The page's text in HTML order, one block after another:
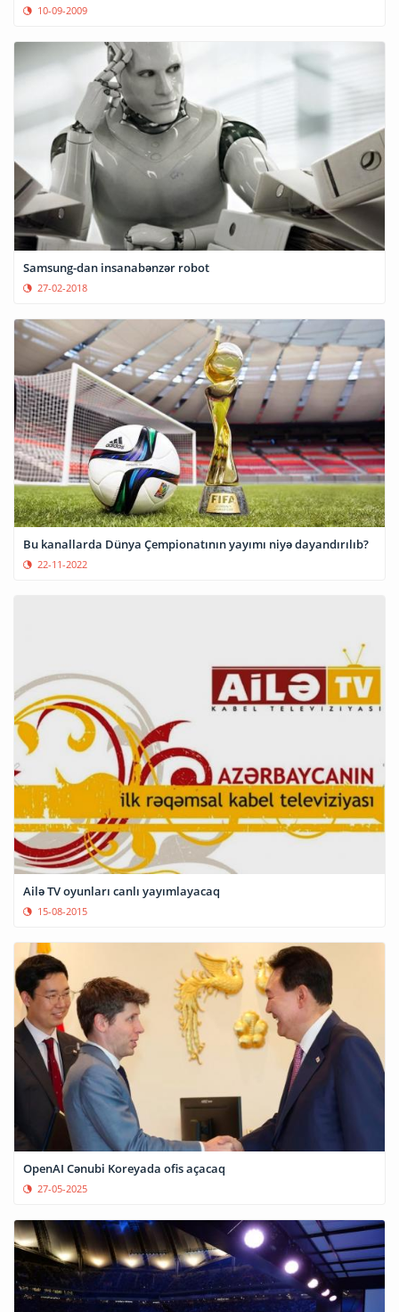
10-09-2009
Samsung-dan insanabənzər robot
27-02-2018
Bu kanallarda Dünya Çempionatının yayımı niyə dayandırılıb?
22-11-2022
Ailə TV oyunları canlı yayımlayacaq
15-08-2015
OpenAI Cənubi Koreyada ofis açacaq
27-05-2025